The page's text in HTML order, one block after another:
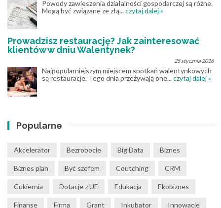
Powody zawieszenia działalności gospodarczej są różne.
Mogą być związane ze złą...czytaj dalej »
Prowadzisz restaurację? Jak zainteresować
klientów w dniu Walentynek?
25 stycznia 2016
Najpopularniejszym miejscem spotkań walentynkowych
są restauracje. Tego dnia przeżywają one...czytaj dalej »
Popularne
Akcelerator Bezrobocie Big Data Biznes
Biznes plan Być szefem Coutching CRM
Cukiernia Dotacje z UE Edukacja Ekobiznes
Finanse Firma Grant Inkubator Innowacje